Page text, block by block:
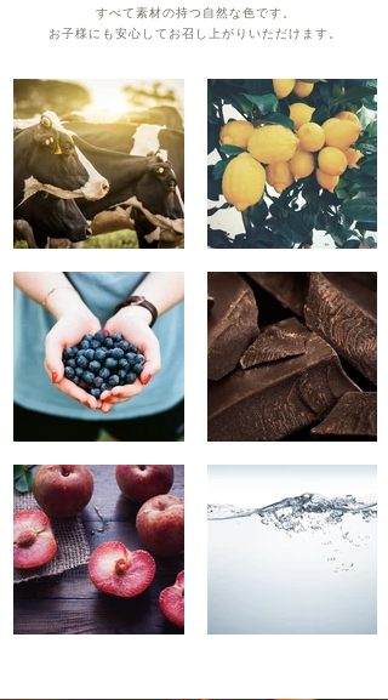
すべて素材の持つ自然な色です。
お子様にも安心してお召し上がりいただけます。